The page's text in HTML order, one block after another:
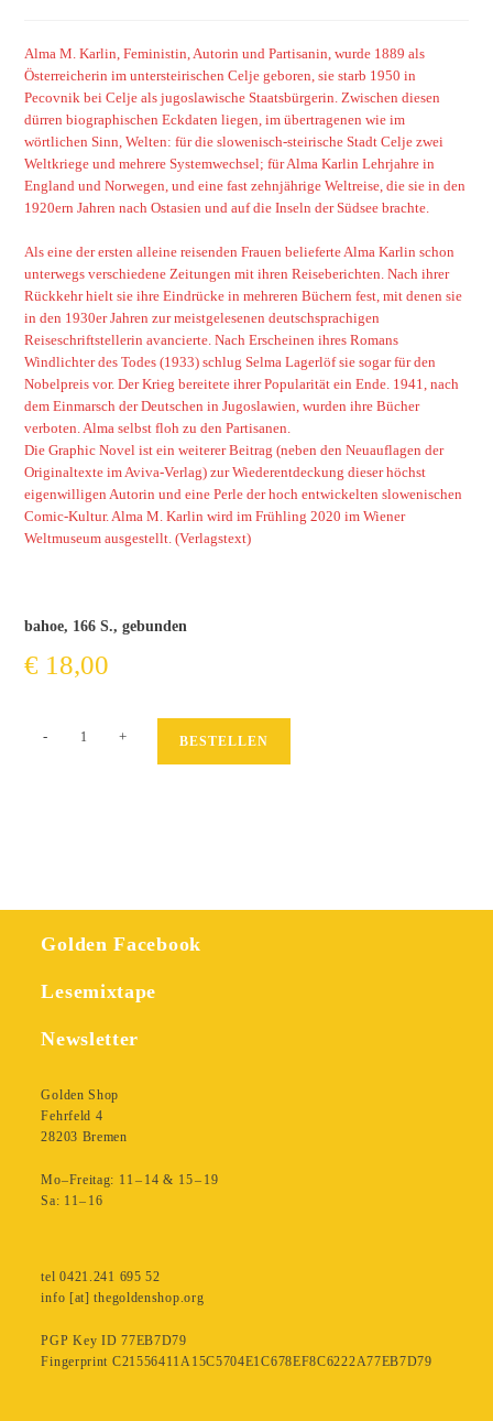
Alma M. Karlin, Feministin, Autorin und Partisanin, wurde 1889 als
Österreicherin im untersteirischen Celje geboren, sie starb 1950 in
Pecovnik bei Celje als jugoslawische Staatsbürgerin. Zwischen diesen
dürren biographischen Eckdaten liegen, im übertragenen wie im
wörtlichen Sinn, Welten: für die slowenisch-steirische Stadt Celje zwei
Weltkriege und mehrere Systemwechsel; für Alma Karlin Lehrjahre in
England und Norwegen, und eine fast zehnjährige Weltreise, die sie in den
1920ern Jahren nach Ostasien und auf die Inseln der Südsee brachte.
Als eine der ersten alleine reisenden Frauen belieferte Alma Karlin schon
unterwegs verschiedene Zeitungen mit ihren Reiseberichten. Nach ihrer
Rückkehr hielt sie ihre Eindrücke in mehreren Büchern fest, mit denen sie
in den 1930er Jahren zur meistgelesenen deutschsprachigen
Reiseschriftstellerin avancierte. Nach Erscheinen ihres Romans
Windlichter des Todes (1933) schlug Selma Lagerlöf sie sogar für den
Nobelpreis vor. Der Krieg bereitete ihrer Popularität ein Ende. 1941, nach
dem Einmarsch der Deutschen in Jugoslawien, wurden ihre Bücher
verboten. Alma selbst floh zu den Partisanen.
Die Graphic Novel ist ein weiterer Beitrag (neben den Neuauflagen der
Originaltexte im Aviva-Verlag) zur Wiederentdeckung dieser höchst
eigenwilligen Autorin und eine Perle der hoch entwickelten slowenischen
Comic-Kultur. Alma M. Karlin wird im Frühling 2020 im Wiener
Weltmuseum ausgestellt. (Verlagstext)
bahoe, 166 S., gebunden
€ 18,00
- + BESTELLEN
Golden Facebook
Lesemixtape
Newsletter
Golden Shop
Fehrfeld 4
28203 Bremen
Mo–Freitag: 11 – 14 & 15 – 19
Sa: 11– 16
tel 0421.241 695 52
info [at] thegoldenshop.org
PGP Key ID 77EB7D79
Fingerprint C21556411A15C5704E1C678EF8C6222A77EB7D79